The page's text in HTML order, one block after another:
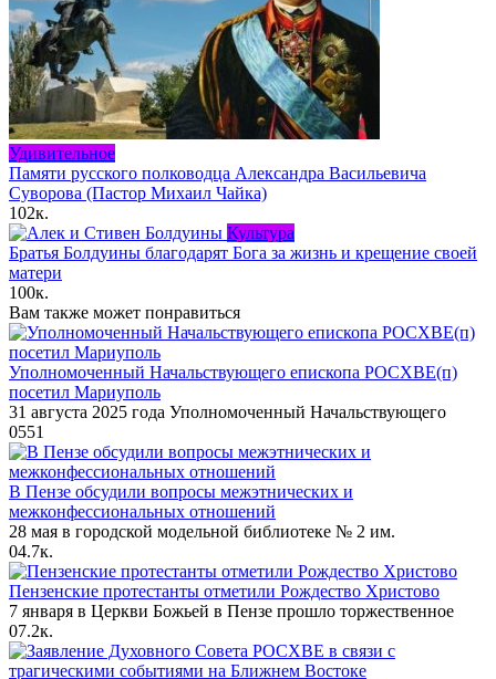
Удивительное
Памяти русского полководца Александра Васильевича
Суворова (Пастор Михаил Чайка)
102к.
Культура
Братья Болдуины благодарят Бога за жизнь и крещение своей
матери
100к.
Вам также может понравиться
Уполномоченный Начальствующего епископа РОСХВЕ(п)
посетил Мариуполь
31 августа 2025 года Уполномоченный Начальствующего
0551
В Пензе обсудили вопросы межэтнических и
межконфессиональных отношений
28 мая в городской модельной библиотеке № 2 им.
04.7к.
Пензенские протестанты отметили Рождество Христово
7 января в Церкви Божьей в Пензе прошло торжественное
07.2к.